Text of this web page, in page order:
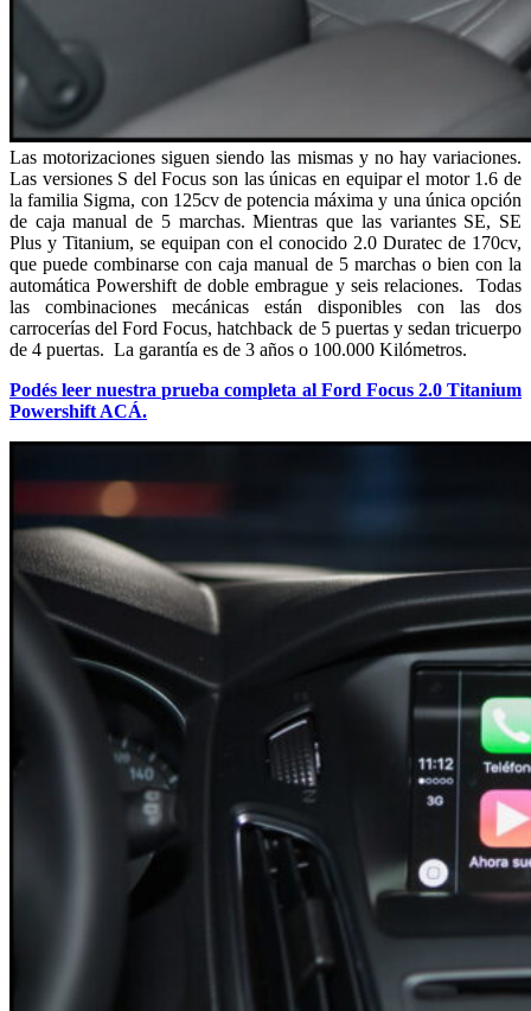
Las motorizaciones siguen siendo las mismas y no hay variaciones.
Las versiones S del Focus son las únicas en equipar el motor 1.6 de
la familia Sigma, con 125cv de potencia máxima y una única opción
de caja manual de 5 marchas. Mientras que las variantes SE, SE
Plus y Titanium, se equipan con el conocido 2.0 Duratec de 170cv,
que puede combinarse con caja manual de 5 marchas o bien con la
automática Powershift de doble embrague y seis relaciones. Todas
las combinaciones mecánicas están disponibles con las dos
carrocerías del Ford Focus, hatchback de 5 puertas y sedan tricuerpo
de 4 puertas. La garantía es de 3 años o 100.000 Kilómetros.
Podés leer nuestra prueba completa al Ford Focus 2.0 Titanium
Powershift ACÁ.